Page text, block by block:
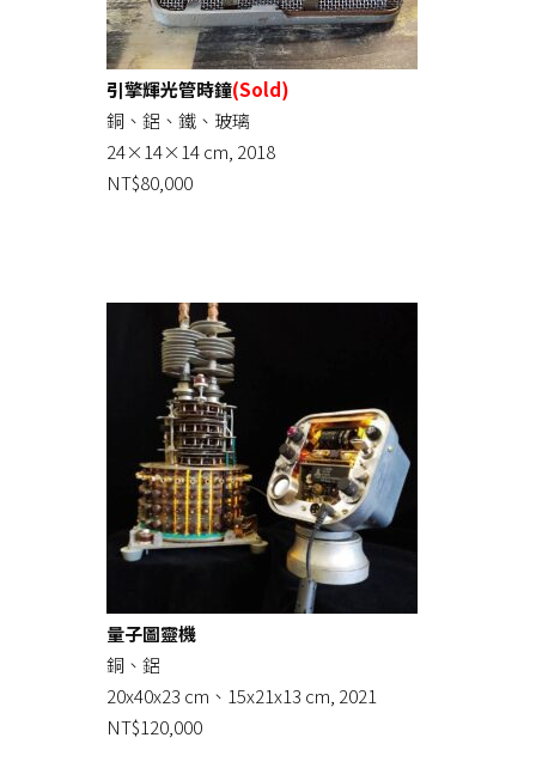
引擎輝光管時鐘(Sold)
銅、鋁、鐵、玻璃
24×14×14 cm, 2018
NT$80,000
量子圖靈機
銅、鋁
20x40x23 cm、15x21x13 cm, 2021
NT$120,000